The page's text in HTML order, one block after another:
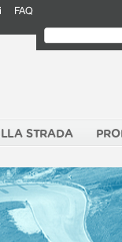
FAQ
STRADA